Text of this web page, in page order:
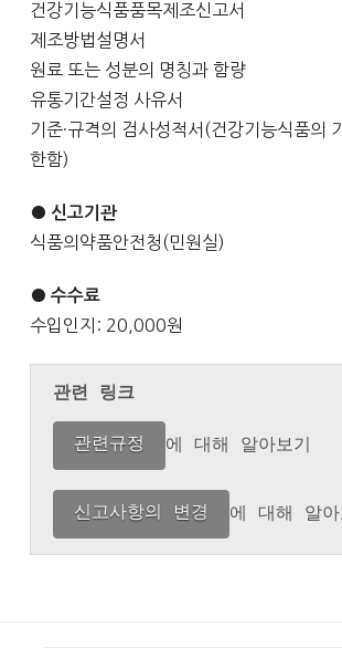
건강기능식품품목제조신고서
제조방법설명서
원료 또는 성분의 명칭과 함량
유통기간설정 사유서
기준·규격의 검사성적서(건강기능식품의
한함)
● 신고기관
식품의약품안전청(민원실)
● 수수료
수입인지: 20,000원
관련 링크
관련규정 에 대해 알아보기
신고사항의 변경 에 대해 알아